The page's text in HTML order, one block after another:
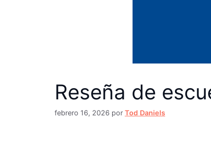
Reseña de
febrero 16, 2026 por Tod Daniels